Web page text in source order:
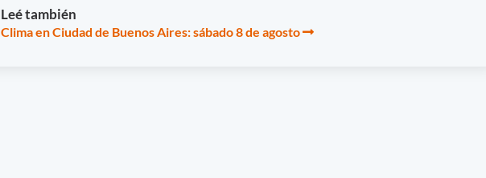
Leé también
Clima en Ciudad de Buenos Aires: sábado 8 de agosto